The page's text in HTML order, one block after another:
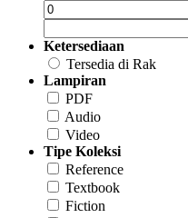
Ketersediaan
Tersedia di Rak
Lampiran
PDF
Audio
Video
Tipe Koleksi
Reference
Textbook
Fiction